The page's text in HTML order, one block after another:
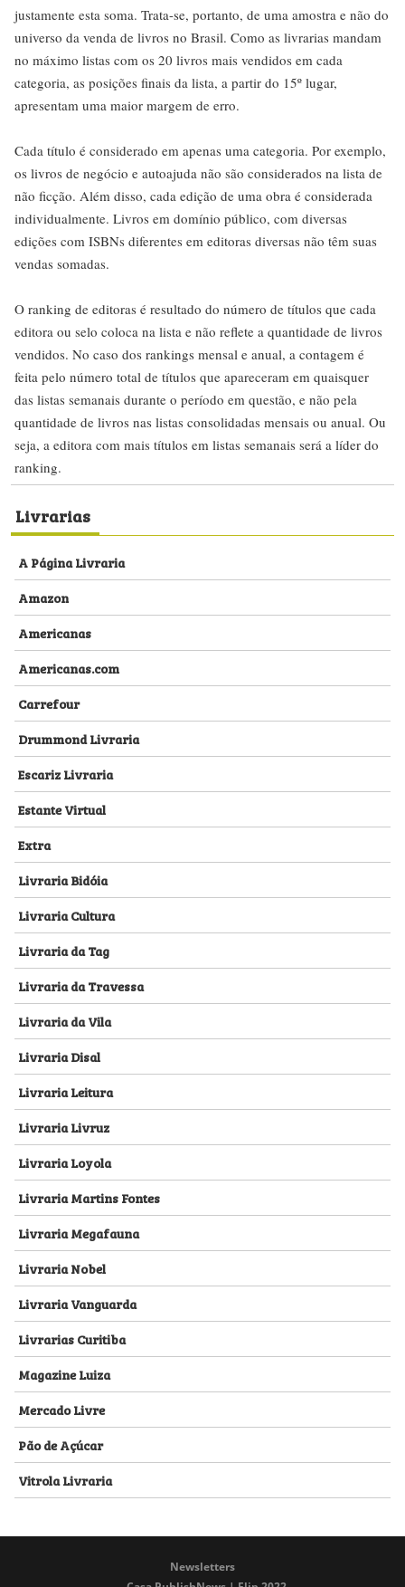
justamente esta soma. Trata-se, portanto, de uma amostra e não do
universo da venda de livros no Brasil. Como as livrarias mandam
no máximo listas com os 20 livros mais vendidos em cada
categoria, as posições finais da lista, a partir do 15º lugar,
apresentam uma maior margem de erro.
Cada título é considerado em apenas uma categoria. Por exemplo,
os livros de negócio e autoajuda não são considerados na lista de
não ficção. Além disso, cada edição de uma obra é considerada
individualmente. Livros em domínio público, com diversas
edições com ISBNs diferentes em editoras diversas não têm suas
vendas somadas.
O ranking de editoras é resultado do número de títulos que cada
editora ou selo coloca na lista e não reflete a quantidade de livros
vendidos. No caso dos rankings mensal e anual, a contagem é
feita pelo número total de títulos que apareceram em quaisquer
das listas semanais durante o período em questão, e não pela
quantidade de livros nas listas consolidadas mensais ou anual. Ou
seja, a editora com mais títulos em listas semanais será a líder do
ranking.
Livrarias
A Página Livraria
Amazon
Americanas
Americanas.com
Carrefour
Drummond Livraria
Escariz Livraria
Estante Virtual
Extra
Livraria Bidóia
Livraria Cultura
Livraria da Tag
Livraria da Travessa
Livraria da Vila
Livraria Disal
Livraria Leitura
Livraria Livruz
Livraria Loyola
Livraria Martins Fontes
Livraria Megafauna
Livraria Nobel
Livraria Vanguarda
Livrarias Curitiba
Magazine Luiza
Mercado Livre
Pão de Açúcar
Vitrola Livraria
Newsletters